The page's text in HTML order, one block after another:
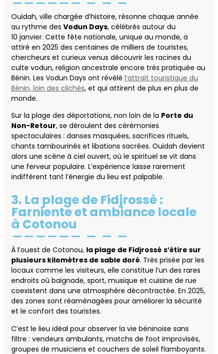
Ouidah, ville chargée d’histoire, résonne chaque année
au rythme des Vodun Days, célébrés autour du
10 janvier. Cette fête nationale, unique au monde, a
attiré en 2025 des centaines de milliers de touristes,
chercheurs et curieux venus découvrir les racines du
culte vodun, religion ancestrale encore très pratiquée au
Bénin. Les Vodun Days ont révélé l’attrait touristique du
Bénin, loin des clichés, et qui attirent de plus en plus de
monde.
Sur la plage des déportations, non loin de la Porte du
Non-Retour, se déroulent des cérémonies
spectaculaires : danses masquées, sacrifices rituels,
chants tambourinés et libations sacrées. Ouidah devient
alors une scène à ciel ouvert, où le spirituel se vit dans
une ferveur populaire. L’expérience laisse rarement
indifférent tant l’énergie du lieu est palpable.
3. La plage de Fidjrossè :
Farniente et ambiance locale
à Cotonou
À l’ouest de Cotonou, la plage de Fidjrossè s’étire sur
plusieurs kilomètres de sable doré. Très prisée par les
locaux comme les visiteurs, elle constitue l’un des rares
endroits où baignade, sport, musique et cuisine de rue
coexistent dans une atmosphère décontractée. En 2025,
des zones sont réaménagées pour améliorer la sécurité
et le confort des touristes.
C’est le lieu idéal pour observer la vie béninoise sans
filtre : vendeurs ambulants, matchs de foot improvisés,
groupes de musiciens et couchers de soleil flamboyants.